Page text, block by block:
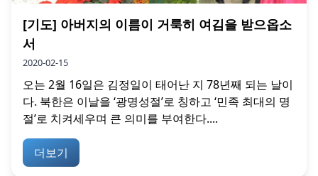
[기도] 아버지의 이름이 거룩히 여김을 받으옵소
서
2020-02-15
오는 2월 16일은 김정일이 태어난 지 78년째 되는 날이
다. 북한은 이날을 ‘광명성절’로 칭하고 ‘민족 최대의 명
절’로 치켜세우며 큰 의미를 부여한다....
더보기